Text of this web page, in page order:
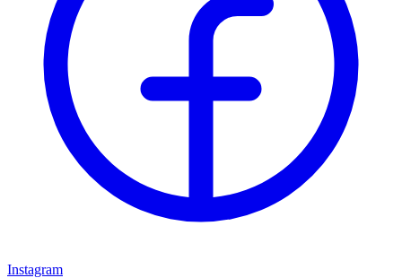
Instagram